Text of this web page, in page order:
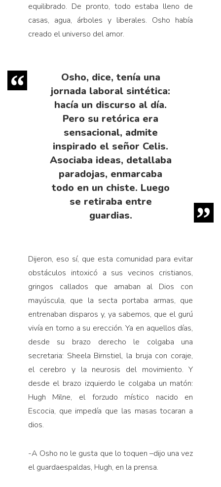
equilibrado. De pronto, todo estaba lleno de
casas, agua, árboles y liberales. Osho había
creado el universo del amor.
Osho, dice, tenía una
jornada laboral sintética:
hacía un discurso al día.
Pero su retórica era
sensacional, admite
inspirado el señor Celis.
Asociaba ideas, detallaba
paradojas, enmarcaba
todo en un chiste. Luego
se retiraba entre
guardias.
Dijeron, eso sí, que esta comunidad para evitar
obstáculos intoxicó a sus vecinos cristianos,
gringos callados que amaban al Dios con
mayúscula, que la secta portaba armas, que
entrenaban disparos y, ya sabemos, que el gurú
vivía en torno a su erección. Ya en aquellos días,
desde su brazo derecho le colgaba una
secretaria: Sheela Birnstiel, la bruja con coraje,
el cerebro y la neurosis del movimiento. Y
desde el brazo izquierdo le colgaba un matón:
Hugh Milne, el forzudo místico nacido en
Escocia, que impedía que las masas tocaran a
dios.
-A Osho no le gusta que lo toquen –dijo una vez
el guardaespaldas, Hugh, en la prensa.